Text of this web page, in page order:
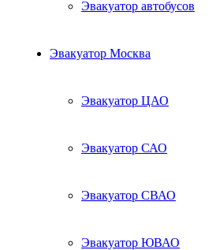
Эвакуатор автобусов
Эвакуатор Москва
Эвакуатор ЦАО
Эвакуатор САО
Эвакуатор СВАО
Эвакуатор ЮВАО